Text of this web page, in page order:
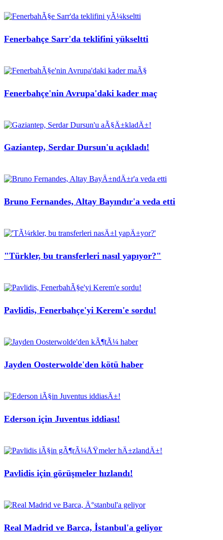
Fenerbahçe Sarr'da teklifini yükseltti
Fenerbahçe'nin Avrupa'daki kader maç
Gaziantep, Serdar Dursun'u açıkladı!
Bruno Fernandes, Altay Bayındır'a veda etti
"Türkler, bu transferleri nasıl yapıyor?"
Pavlidis, Fenerbahçe'yi Kerem'e sordu!
Jayden Oosterwolde'den kötü haber
Ederson için Juventus iddiası!
Pavlidis için görüşmeler hızlandı!
Real Madrid ve Barca, İstanbul'a geliyor